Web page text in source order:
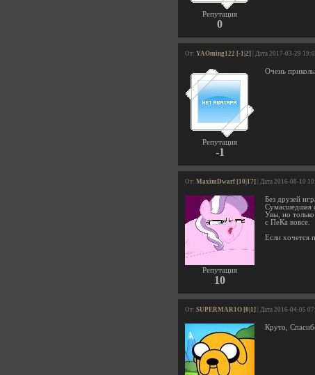
Репутация
0
От: YAOming122 [-1|2] | Дата 2017-03-29
Репутация
-1
Очень
От: MaximDwarf [10|17] | Дата 2016-08-10
Репутация
10
Без друзей
Сумасшедшая
Увы, но
с ПеКа вовсе.
Если хочется
От: SUPERMAR1O [0|1] | Дата 2016-04-05
Круто,